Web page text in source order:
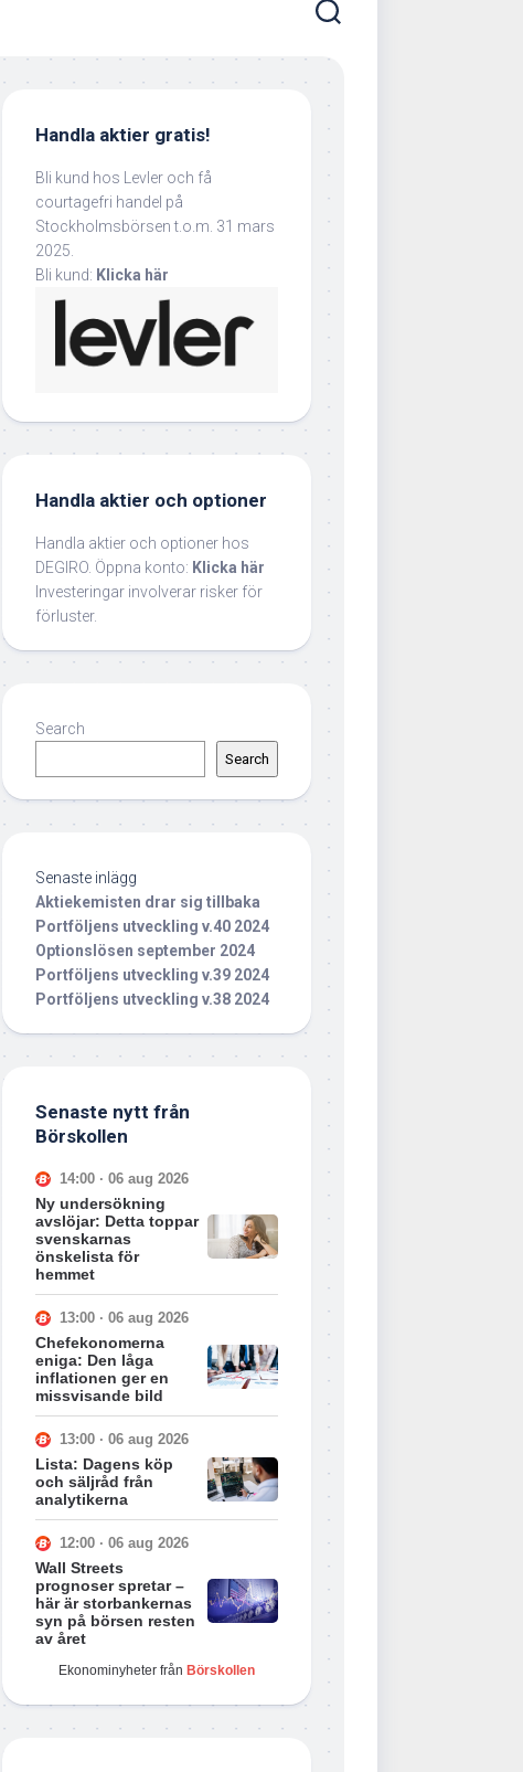
Handla aktier gratis!
Bli kund hos Levler och få
courtagefri handel på
Stockholmsbörsen t.o.m. 31 mars
2025.
Bli kund: Klicka här
Handla aktier och optioner
Handla aktier och optioner hos
DEGIRO. Öppna konto: Klicka här
Investeringar involverar risker för
förluster.
Search
Search
Senaste inlägg
Aktiekemisten drar sig tillbaka
Portföljens utveckling v.40 2024
Optionslösen september 2024
Portföljens utveckling v.39 2024
Portföljens utveckling v.38 2024
Senaste nytt från
Börskollen
14:00 · 06 aug 2026
Ny undersökning
avslöjar: Detta toppar
svenskarnas
önskelista för
hemmet
13:00 · 06 aug 2026
Chefekonomerna
eniga: Den låga
inflationen ger en
missvisande bild
13:00 · 06 aug 2026
Lista: Dagens köp
och säljråd från
analytikerna
12:00 · 06 aug 2026
Wall Streets
prognoser spretar –
här är storbankernas
syn på börsen resten
av året
Ekonominyheter från Börskollen